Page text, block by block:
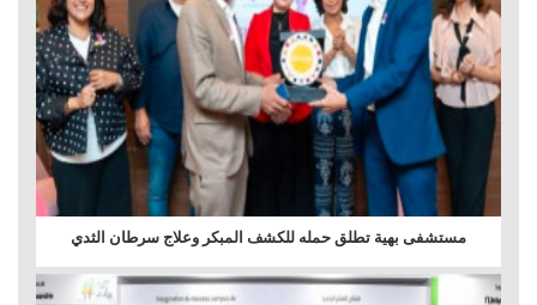
مستشفى بهية تطلق حمله للكشف المبكر وعلاج سرطان الثدي